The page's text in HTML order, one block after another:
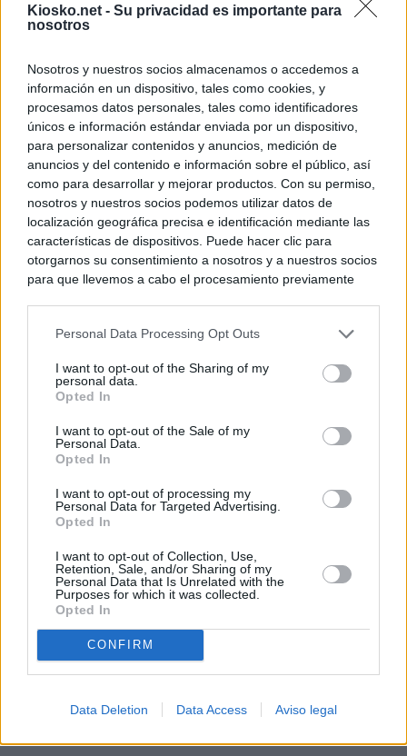
Kiosko.net - Su privacidad es importante para
nosotros
Nosotros y nuestros socios almacenamos o accedemos a
información en un dispositivo, tales como cookies, y
procesamos datos personales, tales como identificadores
únicos e información estándar enviada por un dispositivo,
para personalizar contenidos y anuncios, medición de
anuncios y del contenido e información sobre el público, así
como para desarrollar y mejorar productos. Con su permiso,
nosotros y nuestros socios podemos utilizar datos de
localización geográfica precisa e identificación mediante las
características de dispositivos. Puede hacer clic para
otorgarnos su consentimiento a nosotros y a nuestros socios
para que llevemos a cabo el procesamiento previamente
negar su consentimiento. Tenga en cuenta que algún
de su consentimiento, pero usted tiene el derecho de
rechazar tal procesamiento. Sus preferencias se aplicarán
cualquier momento entrando de nuevo en este sitio web o
visitando nuestra política de privacidad.
Personal Data Processing Opt Outs
I want to opt-out of the Sharing of my
personal data.
Opted In
I want to opt-out of the Sale of my
Personal Data.
Opted In
I want to opt-out of processing my
Personal Data for Targeted Advertising.
Opted In
I want to opt-out of Collection, Use,
Retention, Sale, and/or Sharing of my
Personal Data that Is Unrelated with the
Purposes for which it was collected.
Opted In
CONFIRM
Data Deletion Data Access Aviso legal